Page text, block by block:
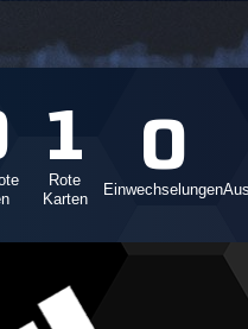
1
Rote
Karten
0
Einwechselungen